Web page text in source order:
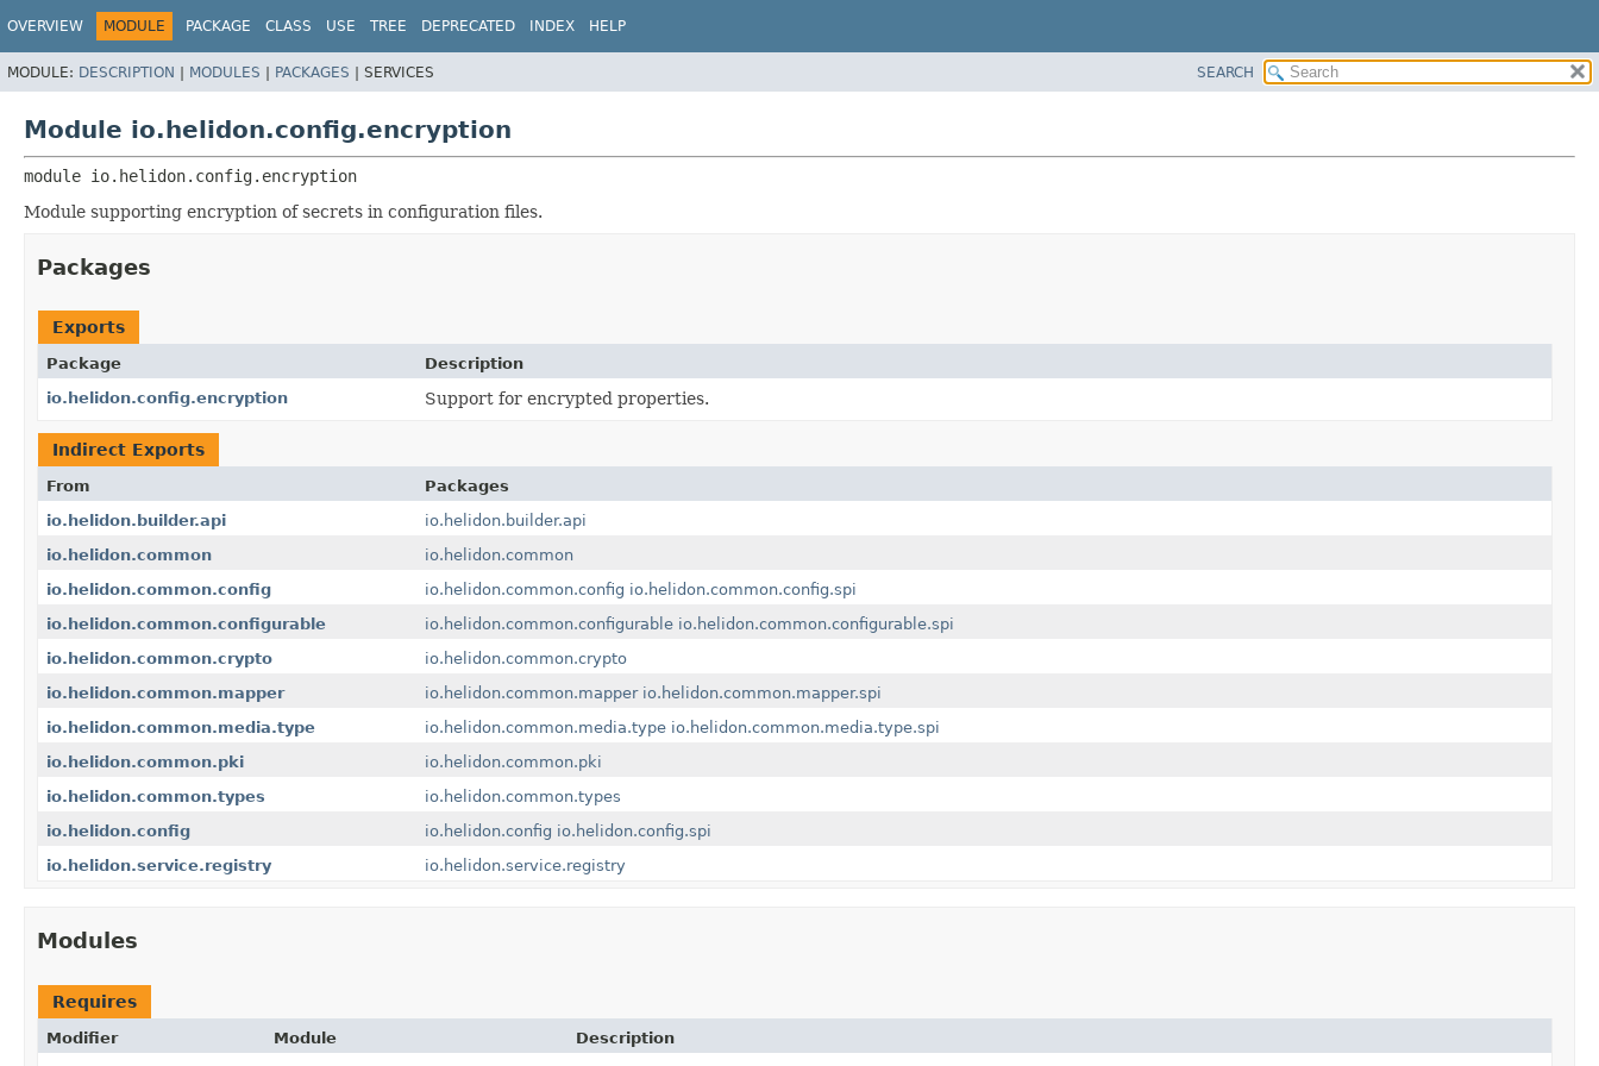
OVERVIEW MODULE PACKAGE CLASS USE TREE DEPRECATED INDEX HELP
MODULE: DESCRIPTION | MODULES | PACKAGES | SERVICES SEARCH
Module io.helidon.config.encryption
module io.helidon.config.encryption
Module supporting encryption of secrets in configuration files.
Packages
Exports
Package
Description
io.helidon.config.encryption
Support for encrypted properties.
Indirect Exports
From
Packages
io.helidon.builder.api
io.helidon.builder.api
io.helidon.common
io.helidon.common
io.helidon.common.config
io.helidon.common.config io.helidon.common.config.spi
io.helidon.common.configurable
io.helidon.common.configurable io.helidon.common.configurable.spi
io.helidon.common.crypto
io.helidon.common.crypto
io.helidon.common.mapper
io.helidon.common.mapper io.helidon.common.mapper.spi
io.helidon.common.media.type
io.helidon.common.media.type io.helidon.common.media.type.spi
io.helidon.common.pki
io.helidon.common.pki
io.helidon.common.types
io.helidon.common.types
io.helidon.config
io.helidon.config io.helidon.config.spi
io.helidon.service.registry
io.helidon.service.registry
Modules
Requires
Modifier Module
Description